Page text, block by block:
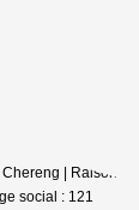
| Raison
social : 121